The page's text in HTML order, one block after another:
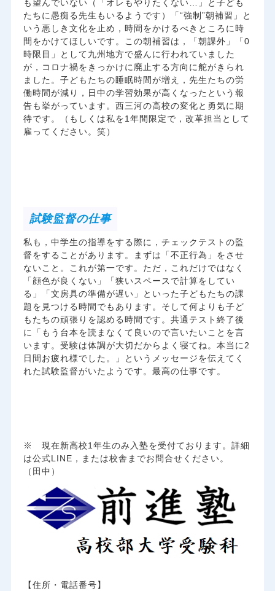
も望んでいない（「オレもやりたくない…」と子ども
たちに愚痴る先生もいるようです）「“強制”朝補習」と
いう悪しき文化を止め，時間をかけるべきところに時
間をかけてほしいです。この朝補習は，「朝課外」「0
時限目」として九州地方で盛んに行われていました
が，コロナ禍をきっかけに廃止する方向に舵がきられ
ました。子どもたちの睡眠時間が増え，先生たちの労
働時間が減り，日中の学習効果が高くなったという報
告も挙がっています。西三河の高校の変化と勇気に期
待です。（もしくは私を1年間限定で，改革担当として
雇ってください。笑）
試験監督の仕事
私も，中学生の指導をする際に，チェックテストの監
督をすることがあります。まずは「不正行為」をさせ
ないこと。これが第一です。ただ，これだけではなく
「顔色が良くない」「狭いスペースで計算をしてい
る」「文房具の準備が遅い」といった子どもたちの課
題を見つける時間でもあります。そして何よりも子ど
もたちの頑張りを認める時間です。共通テスト終了後
に「もう台本を読まなくて良いので言いたいことを言
います。受験は体調が大切だからよく寝てね。本当に2
日間お疲れ様でした。」というメッセージを伝えてく
れた試験監督がいたようです。最高の仕事です。
※ 現在新高校1年生のみ入塾を受付ております。詳細
は公式LINE，または校舎までお問合せください。
（田中）
【住所・電話番号】